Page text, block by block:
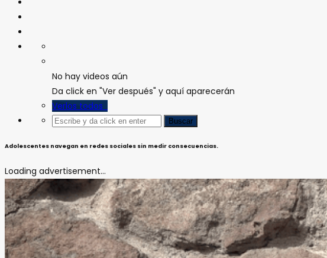
No hay videos aún
Da click en "Ver después" y aquí aparecerán
Verlos todos
Adolescentes navegan en redes sociales sin medir consecuencias.
Loading advertisement...